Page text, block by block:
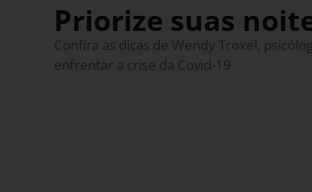
Priorize suas
Confira as dicas de Wendy Troxel,
enfrentar a crise da Covid-19